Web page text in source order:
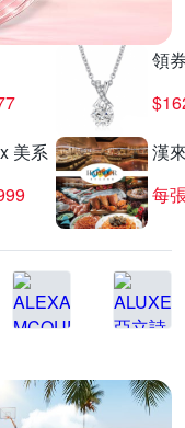
領
美系
漢
每